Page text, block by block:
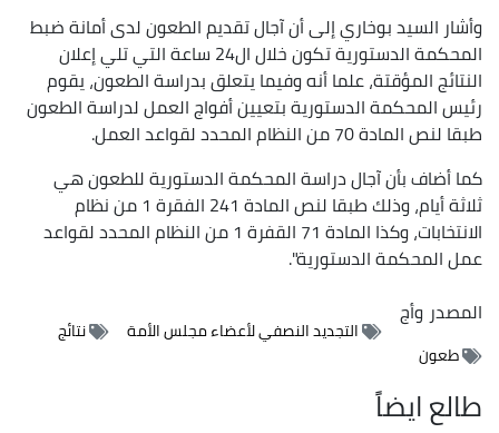
وأشار السيد بوخاري إلى أن آجال تقديم الطعون لدى أمانة ضبط
المحكمة الدستورية تكون خلال ال24 ساعة التي تلي إعلان
النتائج المؤقتة، علما أنه وفيما يتعلق بدراسة الطعون، يقوم
رئيس المحكمة الدستورية بتعيين أفواج العمل لدراسة الطعون
طبقا لنص المادة 70 من النظام المحدد لقواعد العمل.
كما أضاف بأن آجال دراسة المحكمة الدستورية للطعون هي
ثلاثة أيام، وذلك طبقا لنص المادة 241 الفقرة 1 من نظام
الانتخابات، وكذا المادة 71 القفرة 1 من النظام المحدد لقواعد
عمل المحكمة الدستورية".
المصدروأج
التجديد النصفي لأعضاء مجلس الأمة
نتائج
طعون
طالع ايضاً